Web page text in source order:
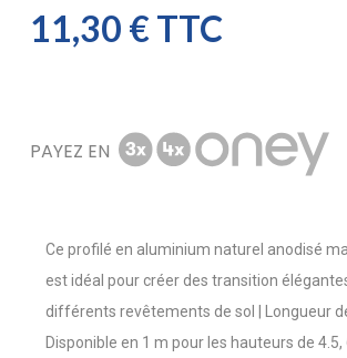
11,30 €TTC
PAYEZ EN
Ce profilé en aluminium naturel anodisé
est idéal pour créer des transition
différents revêtements de sol | Longueur
Disponible en 1 m pour les hauteurs de 4.5,